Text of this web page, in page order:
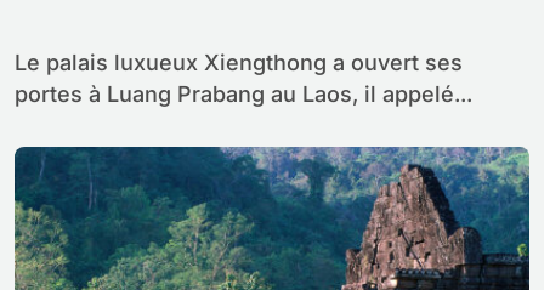
Le palais luxueux Xiengthong a ouvert ses
portes à Luang Prabang au Laos, il appelé...